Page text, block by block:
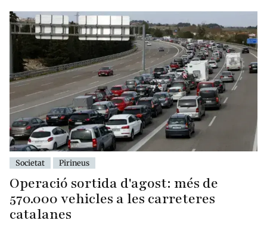
Societat Pirineus
Operació sortida d'agost: més de
570.000 vehicles a les carreteres
catalanes